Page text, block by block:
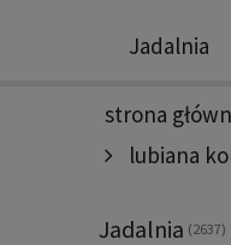
Jadalnia
Nowości
strona
lubiana
Jadalnia (2637)